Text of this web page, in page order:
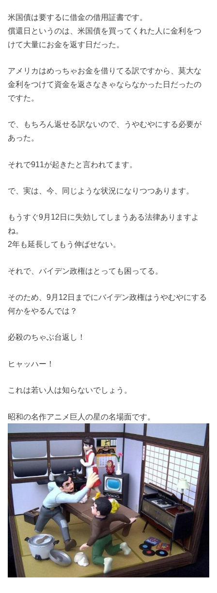
米国債は要するに借金の借用証書です。
償還日というのは、米国債を買ってくれた人に金利をつ
けて大量にお金を返す日だった。
アメリカはめっちゃお金を借りてる訳ですから、莫大な
金利をつけて資金を返さなきゃならなかった日だったの
ですた。
で、もちろん返せる訳ないので、うやむやにする必要が
あった。
それで911が起きたと言われてます。
で、実は、今、同じような状況になりつつあります。
もうすぐ9月12日に失効してしまうある法律ありますよ
ね。
2年も延長してもう伸ばせない。
それで、バイデン政権はとっても困ってる。
そのため、9月12日までにバイデン政権はうやむやにする
何かをやるんでは？
必殺のちゃぶ台返し！
ヒャッハー！
これは若い人は知らないでしょう。
昭和の名作アニメ巨人の星の名場面です。